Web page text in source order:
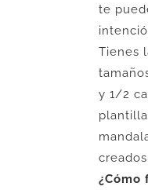
te
Tienes
y 1/2
¿Cómo